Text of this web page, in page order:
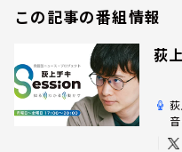
この記事の番組情報
荻